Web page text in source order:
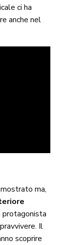
ci ha
anche nel
ma,
protagonista
Il
scoprire